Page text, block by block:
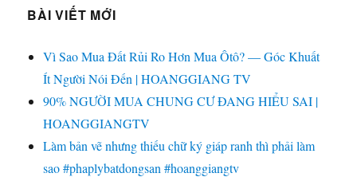
BÀI VIẾT MỚI
Vì Sao Mua Đất Rủi Ro Hơn Mua Ôtô? — Góc Khuất
Ít Người Nói Đến | HOANGGIANG TV
90% NGƯỜI MUA CHUNG CƯ ĐANG HIỂU SAI |
HOANGGIANGTV
Làm bản vẽ nhưng thiếu chữ ký giáp ranh thì phải làm
sao #phaplybatdongsan #hoanggiangtv